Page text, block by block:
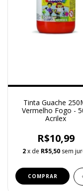
Tinta Guache
Vermelho Fogo -
Acrilex
R$10,99
2 x de R$5,50 sem